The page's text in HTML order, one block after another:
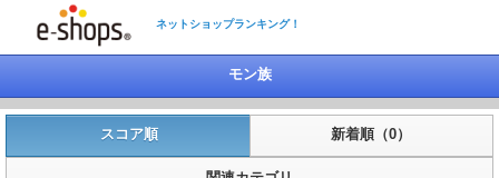
ネットショップランキング！
モン族
スコア順 新着順（0）